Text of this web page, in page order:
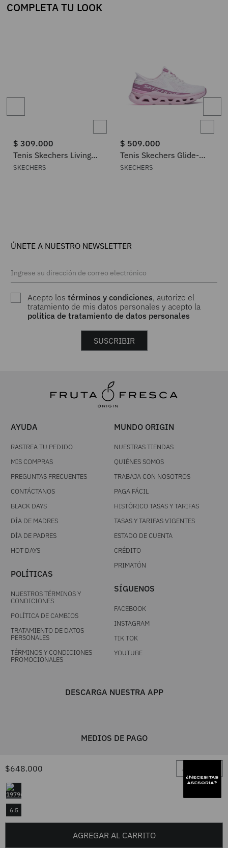
$648.000 －
6.5
AGREGAR AL CARRITO
COMPLETA TU LOOK
$ 309.000
Tenis Skechers Living
Luxe para Mujer
SKECHERS
$ 509.000
Tenis Skechers Glide-
Step Altus para Mujer
SKECHERS
ÚNETE A NUESTRO NEWSLETTER
Acepto lostérminos y condiciones, autorizo el
tratamiento de mis datos personales y acepto la
politica de tratamiento de datos personales
SUSCRIBIR
AYUDA
RASTREA TU PEDIDO
MIS COMPRAS
PREGUNTAS FRECUENTES
CONTÁCTANOS
BLACK DAYS
DÍA DE MADRES
DÍA DE PADRES
HOT DAYS
POLÍTICAS
NUESTROS TÉRMINOS Y
CONDICIONES
POLÍTICA DE CAMBIOS
TRATAMIENTO DE DATOS
PERSONALES
TÉRMINOS Y CONDICIONES
PROMOCIONALES
MUNDO ORIGIN
NUESTRAS TIENDAS
QUIÉNES SOMOS
TRABAJA CON NOSOTROS
PAGA FÁCIL
HISTÓRICO TASAS Y TARIFAS
TASAS Y TARIFAS VIGENTES
ESTADO DE CUENTA
CRÉDITO
PRIMATÓN
SÍGUENOS
FACEBOOK
INSTAGRAM
TIK TOK
YOUTUBE
DESCARGA NUESTRA APP
MEDIOS DE PAGO
UNA MARCA TIENDACOL S.A.S. / Línea única 604 444 0101 - Resto del